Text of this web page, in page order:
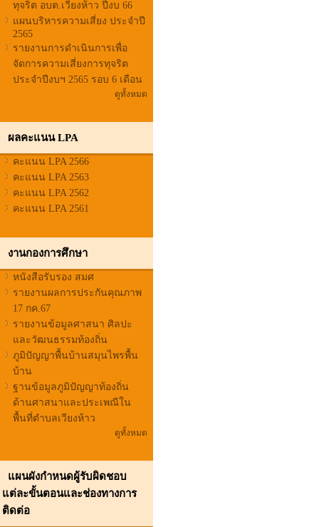
ทุจริต อบต.เวียงห้าว ปีงบ 66
แผนบริหารความเสี่ยง ประจำปี
2565
รายงานการดำเนินการเพื่อ
จัดการความเสี่ยงการทุจริต
ประจำปีงบฯ 2565 รอบ 6 เดือน
ดูทั้งหมด
ผลคะแนน LPA
คะแนน LPA 2566
คะแนน LPA 2563
คะแนน LPA 2562
คะแนน LPA 2561
งานกองการศึกษา
หนังสือรับรอง สมศ
รายงานผลการประกันคุณภาพ
17 กค.67
รายงานข้อมูลศาสนา ศิลปะ
และวัฒนธรรมท้องถิ่น
ภูมิปัญญาพื้นบ้านสมุนไพรพื้น
บ้าน
ฐานข้อมูลภูมิปัญญาท้องถิ่น
ด้านศาสนาและประเพณีใน
พื้นที่ตำบลเวียงห้าว
ดูทั้งหมด
แผนผังกำหนดผู้รับผิดชอบ
แต่ละขั้นตอนและช่องทางการ
ติดต่อ